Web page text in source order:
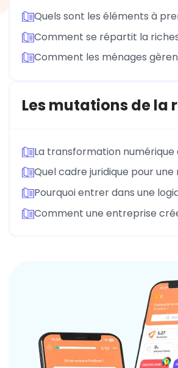
Quels sont les éléments à
Comment se répartit la
Comment les ménages
Les mutations de
La transformation numérique
Quel cadre juridique pour
Pourquoi entrer dans une
Comment une entreprise